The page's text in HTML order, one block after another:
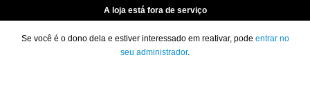
A loja está fora de serviço
Se você é o dono dela e estiver interessado em reativar, pode entrar no
seu administrador.